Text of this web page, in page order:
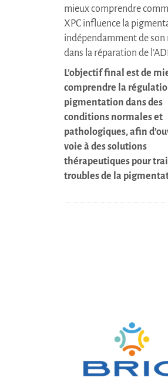
mieux comprendre
XPC influence la
indépendamment de son
dans la réparation de
L’objectif final est de
comprendre la
pigmentation dans des
conditions normales et
pathologiques, afin
voie à des solutions
thérapeutiques pour
troubles de la